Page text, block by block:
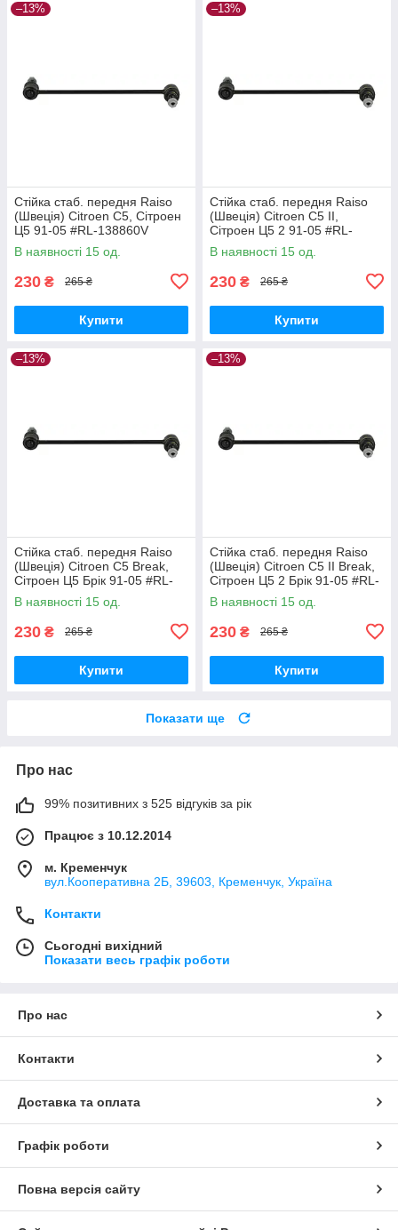
–13%
Стійка стаб. передня Raiso
(Швеція) Citroen C5, Сітроен
Ц5 91-05 #RL-138860V
UAPVVRP17
В наявності 15 од.
230 ₴ 265 ₴
Купити
–13%
Стійка стаб. передня Raiso
(Швеція) Citroen C5 II,
Сітроен Ц5 2 91-05 #RL-
138860V UAQEZFD17
В наявності 15 од.
230 ₴ 265 ₴
Купити
–13%
Стійка стаб. передня Raiso
(Швеція) Citroen C5 Break,
Сітроен Ц5 Брік 91-05 #RL-
138860V UAVEXLV17
В наявності 15 од.
230 ₴ 265 ₴
Купити
–13%
Стійка стаб. передня Raiso
(Швеція) Citroen C5 II Break,
Сітроен Ц5 2 Брік 91-05 #RL-
138860V UADNZPA17
В наявності 15 од.
230 ₴ 265 ₴
Купити
Показати ще
Про нас
99% позитивних з 525 відгуків за рік
Працює з 10.12.2014
м. Кременчук
вул.Кооперативна 2Б, 39603, Кременчук, Україна
Контакти
Сьогодні вихідний
Показати весь графік роботи
Про нас
Контакти
Доставка та оплата
Графік роботи
Повна версія сайту